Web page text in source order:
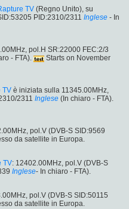
TV (Regno Unito), su
PID:2310/2311 Inglese - In
pol.H SR:22000 FEC:2/3
- FTA).
Starts on November
TV è iniziata sulla 11345.00MHz,
2311 Inglese (In chiaro - FTA).
pol.V (DVB-S SID:9569
da satellite in Europa.
TV: 12402.00MHz, pol.V (DVB-S
Inglese- In chiaro - FTA).
pol.V (DVB-S SID:50115
da satellite in Europa.